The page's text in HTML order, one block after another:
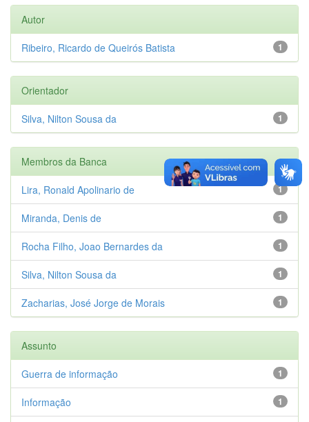
Autor
1
Ribeiro, Ricardo de Queirós Batista
Orientador
1
Silva, Nilton Sousa da
Membros da Banca
1
Lira, Ronald Apolinario de
1
Miranda, Denis de
1
Rocha Filho, Joao Bernardes da
1
Silva, Nilton Sousa da
1
Zacharias, José Jorge de Morais
Assunto
1
Guerra de informação
1
Informação